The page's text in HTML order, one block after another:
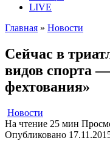
LIVE
Главная » Новости
Сейчас в
видов спорта
фехтования»
Новости
На чтение 25 мин
Опубликовано